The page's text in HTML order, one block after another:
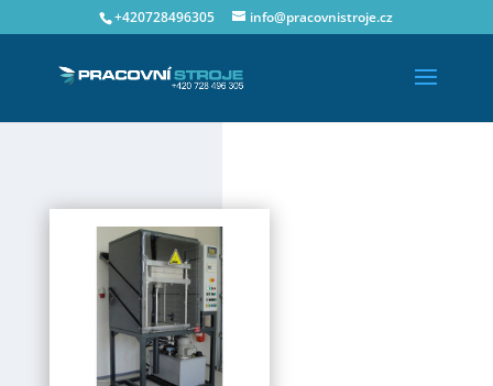
+420728496305 info@pracovnistroje.cz